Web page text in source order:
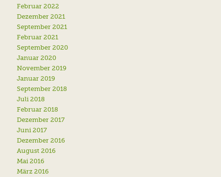
Februar 2022
Dezember 2021
September 2021
Februar 2021
September 2020
Januar 2020
November 2019
Januar 2019
September 2018
Juli 2018
Februar 2018
Dezember 2017
Juni 2017
Dezember 2016
August 2016
Mai 2016
März 2016